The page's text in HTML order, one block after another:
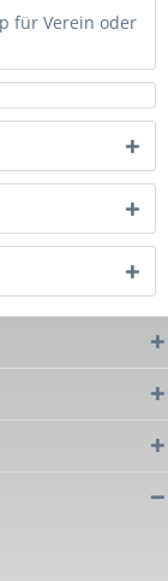
für Verein oder